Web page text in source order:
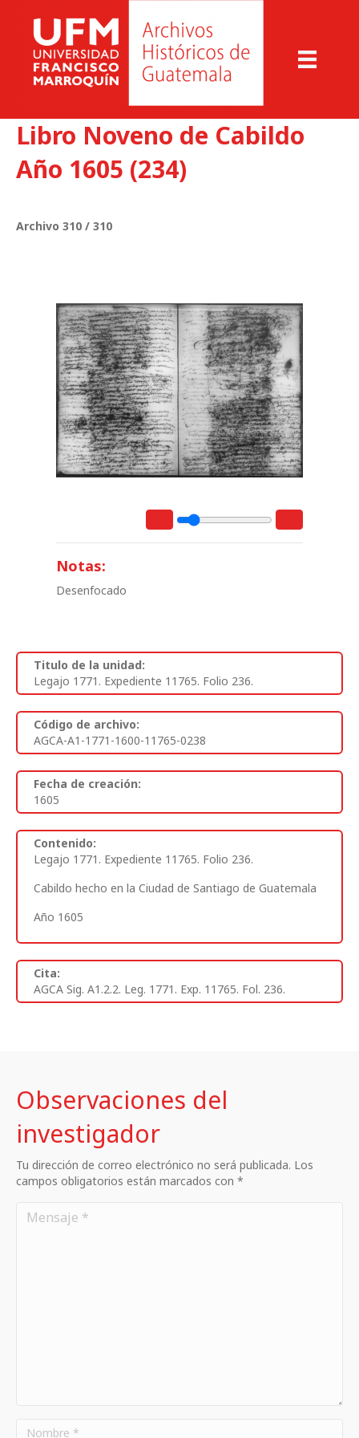
Libro Noveno de Cabildo
Año 1605 (234)
Archivo 310 / 310
Notas:
Desenfocado
Titulo de la unidad:
Legajo 1771. Expediente 11765. Folio 236.
Código de archivo:
AGCA-A1-1771-1600-11765-0238
Fecha de creación:
1605
Contenido:
Legajo 1771. Expediente 11765. Folio 236.
Cabildo hecho en la Ciudad de Santiago de Guatemala
Año 1605
Cita:
AGCA Sig. A1.2.2. Leg. 1771. Exp. 11765. Fol. 236.
Observaciones del
investigador
Tu dirección de correo electrónico no será publicada. Los
campos obligatorios están marcados con *